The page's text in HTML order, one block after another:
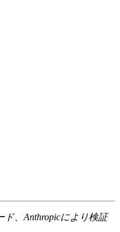
ド、Anthropicにより検証